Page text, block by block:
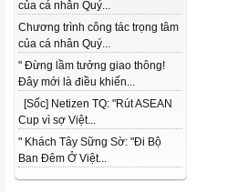
của cá nhân Quý...
Chương trình công tác trọng tâm
của cá nhân Quý...
" Đừng lầm tưởng giao thông!
Đây mới là điều khiến...
[Sốc] Netizen TQ: "Rút ASEAN
Cup vì sợ Việt...
" Khách Tây Sững Sờ: "Đi Bộ
Ban Đêm Ở Việt...